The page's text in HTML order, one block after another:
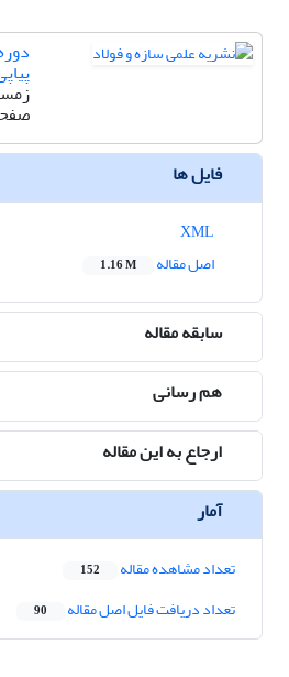
پیاپی
فایل ها
اصل مقاله
1.16 M
سابقه مقاله
هم رسانی
ارجاع به این مقاله
آمار
تعداد مشاهده مقاله 152
تعداد دریافت فایل اصل مقاله 90